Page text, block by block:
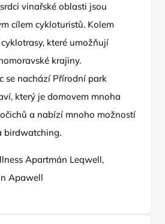
vinařské oblasti jsou
cílem cykloturistů. Kolem
které umožňují
krajiny.
se nachází Přírodní park
který je domovem mnoha
a nabízí mnoho možností
birdwatching.
Apartmán Leqwell,
Apawell